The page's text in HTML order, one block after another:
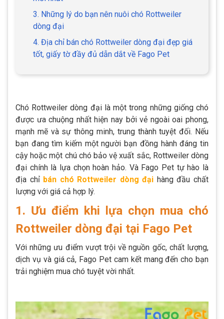
3. Những lý do bạn nên nuôi chó Rottweiler
dòng đại
4. Địa chỉ bán chó Rottweiler dòng đại đẹp giá
tốt, giấy tờ đầy đủ dẫn dắt về Fago Pet
Chó Rottweiler dòng đại là một trong những giống chó
được ưa chuộng nhất hiện nay bởi vẻ ngoài oai phong,
mạnh mẽ và sự thông minh, trung thành tuyệt đối. Nếu
bạn đang tìm kiếm một người bạn đồng hành đáng tin
cậy hoặc một chú chó bảo vệ xuất sắc, Rottweiler dòng
đại chính là lựa chọn hoàn hảo. Và Fago Pet tự hào là
địa chỉ bán chó Rottweiler dòng đại hàng đầu chất
lượng với giá cả hợp lý.
1. Ưu điểm khi lựa chọn mua chó
Rottweiler dòng đại tại Fago Pet
Với những ưu điểm vượt trội về nguồn gốc, chất lượng,
dịch vụ và giá cả, Fago Pet cam kết mang đến cho bạn
trải nghiệm mua chó tuyệt vời nhất.